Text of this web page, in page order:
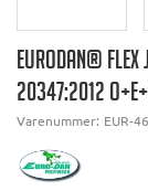
EURODAN®
20347:2012
Varenummer: EUR-